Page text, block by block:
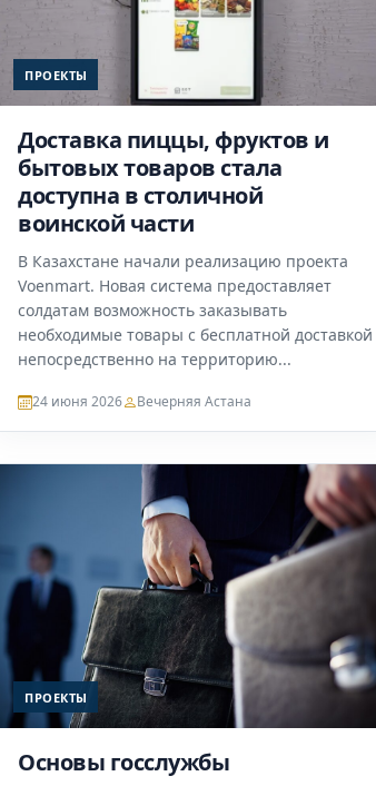
ПРОЕКТЫ
Доставка пиццы, фруктов и
бытовых товаров стала
доступна в столичной
воинской части
В Казахстане начали реализацию проекта
Voenmart. Новая система предоставляет
солдатам возможность заказывать
необходимые товары с бесплатной доставкой
непосредственно на территорию...
24 июня 2026 Вечерняя Астана
ПРОЕКТЫ
Основы госслужбы